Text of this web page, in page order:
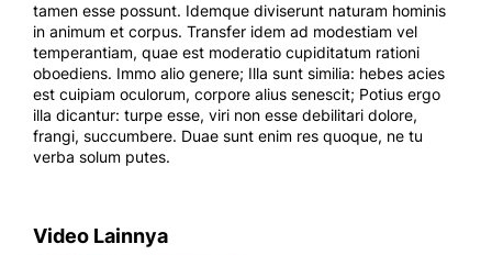
tamen esse possunt. Idemque diviserunt naturam hominis
in animum et corpus. Transfer idem ad modestiam vel
temperantiam, quae est moderatio cupiditatum rationi
oboediens. Immo alio genere; Illa sunt similia: hebes acies
est cuipiam oculorum, corpore alius senescit; Potius ergo
illa dicantur: turpe esse, viri non esse debilitari dolore,
frangi, succumbere. Duae sunt enim res quoque, ne tu
verba solum putes.
Video Lainnya